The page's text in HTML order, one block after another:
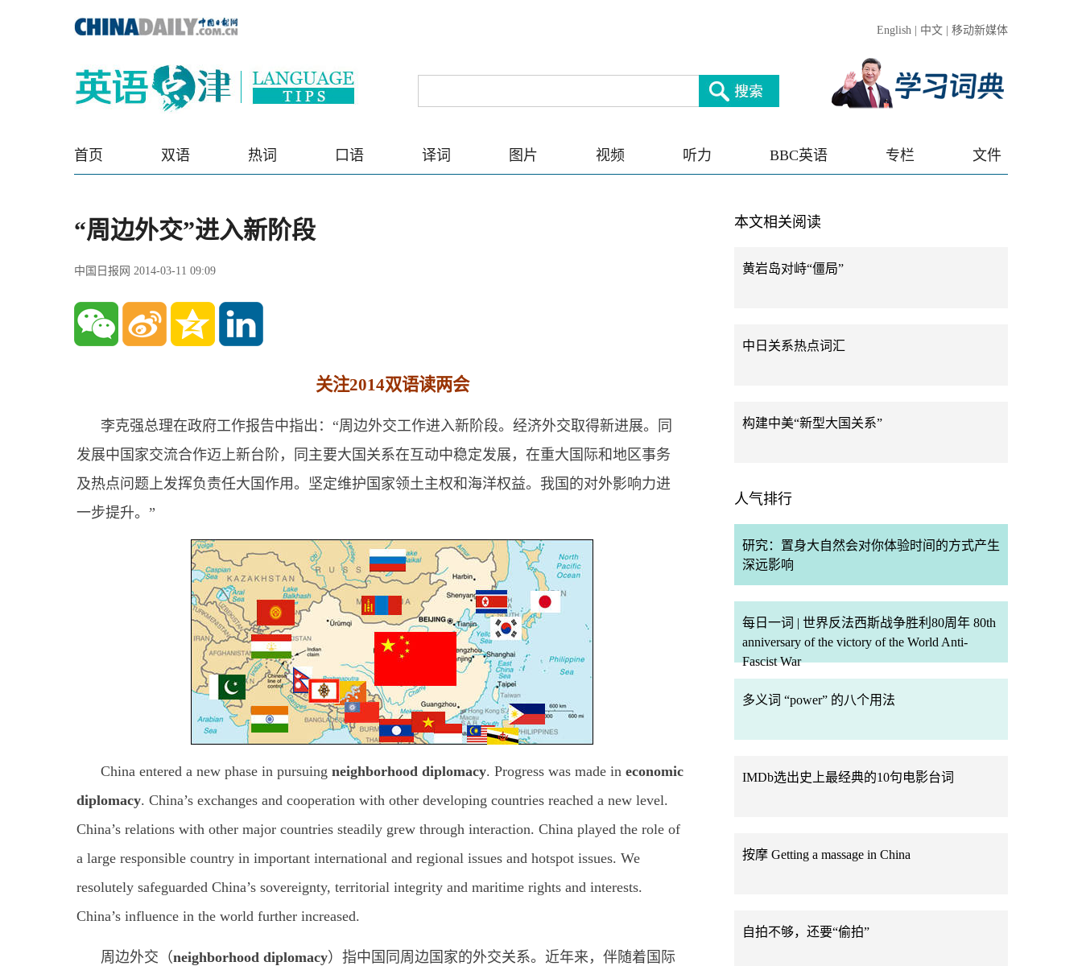
English 中文 移动新媒体
首页 双语 热词 口语 译词 图片 视频 听力 BBC英语 专栏 文件
“周边外交”进入新阶段
中国日报网 2014-03-11 09:09
关注2014双语读两会
李克强总理在政府工作报告中指出：“周边外交工作进入新阶段。经济外交取得新进展。同
发展中国家交流合作迈上新台阶，同主要大国关系在互动中稳定发展，在重大国际和地区事务
及热点问题上发挥负责任大国作用。坚定维护国家领土主权和海洋权益。我国的对外影响力进
一步提升。”
China entered a new phase in pursuing neighborhood diplomacy. Progress was made in economic
diplomacy. China’s exchanges and cooperation with other developing countries reached a new level.
China’s relations with other major countries steadily grew through interaction. China played the role of
a large responsible country in important international and regional issues and hotspot issues. We
resolutely safeguarded China’s sovereignty, territorial integrity and maritime rights and interests.
China’s influence in the world further increased.
周边外交（neighborhood diplomacy）指中国同周边国家的外交关系。近年来，伴随着国际
本文相关阅读
黄岩岛对峙“僵局”
中日关系热点词汇
构建中美“新型大国关系”
人气排行
研究：置身大自然会对你体验时间的方式产生
深远影响
每日一词 | 世界反法西斯战争胜利80周年 80th
anniversary of the victory of the World Anti-
Fascist War
多义词 “power” 的八个用法
IMDb选出史上最经典的10句电影台词
按摩 Getting a massage in China
自拍不够，还要“偷拍”